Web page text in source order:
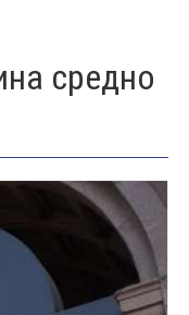
средно